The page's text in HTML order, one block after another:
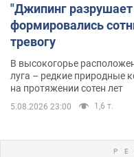
"Джипинг
формировались
тревогу
В высокогорье
луга – редкие природные
на протяжении сотен лет
5.08.2026 23:00 1,6 т.